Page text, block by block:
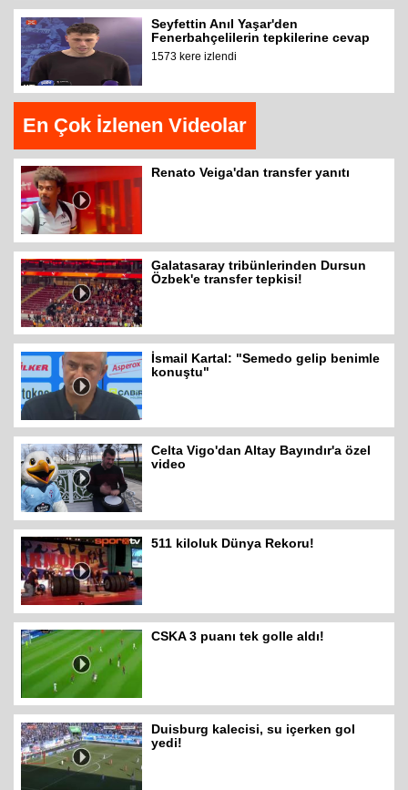
Seyfettin Anıl Yaşar'den
Fenerbahçelilerin tepkilerine cevap
1573 kere izlendi
En Çok İzlenen Videolar
Renato Veiga'dan transfer yanıtı
Galatasaray tribünlerinden Dursun
Özbek'e transfer tepkisi!
İsmail Kartal: "Semedo gelip benimle
konuştu"
Celta Vigo'dan Altay Bayındır'a özel
video
511 kiloluk Dünya Rekoru!
CSKA 3 puanı tek golle aldı!
Duisburg kalecisi, su içerken gol
yedi!